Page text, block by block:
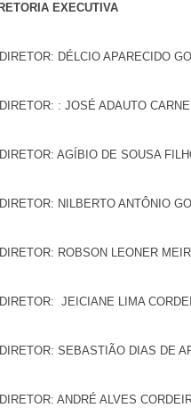
EXECUTIVA
DÉLCIO APARECIDO
: JOSÉ ADAUTO
AGÍBIO DE SOUSA
NILBERTO ANTÔNIO
ROBSON LEONER
JEICIANE LIMA
SEBASTIÃO DIAS DE
ANDRÉ ALVES